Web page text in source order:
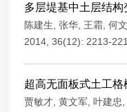
多层堤基中土层结
陈建生 张华 王霜 何
2014, 36(12): 2213-
超高无面板式土工
贾敏才 黄文军 叶建忠